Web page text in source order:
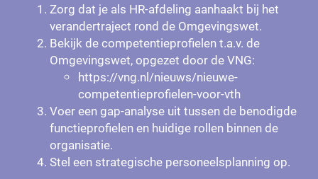
Zorg dat je als HR-afdeling aanhaakt bij het
verandertraject rond de Omgevingswet.
Bekijk decompetentieprofielen t.a.v. de
Omgevingswet, opgezet door de VNG:
https://vng.nl/nieuws/nieuwe-
competentieprofielen-voor-vth
Voer een gap-analyse uit tussen de benodigde
functieprofielen en huidige rollen binnen de
organisatie.
Stel een strategische personeelsplanning op.